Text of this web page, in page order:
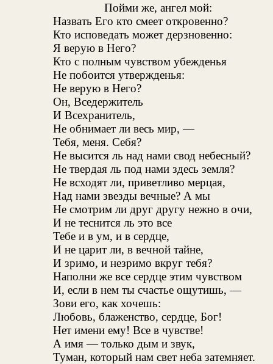
Пойми же, ангел мой:
Назвать Его кто смеет откровенно?
Кто исповедать может дерзновенно:
Я верую в Него?
Кто с полным чувством убежденья
Не побоится утвержденья:
Не верую в Него?
Он, Вседержитель
И Всехранитель,
Не обнимает ли весь мир, —
Тебя, меня. Себя?
Не высится ль над нами свод небесный?
Не твердая ль под нами здесь земля?
Не всходят ли, приветливо мерцая,
Над нами звезды вечные? А мы
Не смотрим ли друг другу нежно в очи,
И не теснится ль это все
Тебе и в ум, и в сердце,
И не царит ли, в вечной тайне,
И зримо, и незримо вкруг тебя?
Наполни же все сердце этим чувством
И, если в нем ты счастье ощутишь, —
Зови его, как хочешь:
Любовь, блаженство, сердце, Бог!
Нет имени ему! Все в чувстве!
А имя — только дым и звук,
Туман, который нам свет неба затемняет.